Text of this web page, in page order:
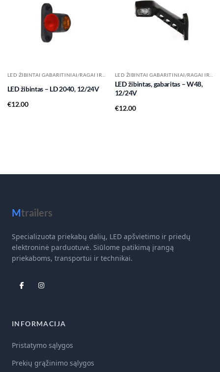
LED žibintas – LD 2040, 12/24V
€12.00
LED žibintas, gabaritas – W48,
12/24V
€12.00
Mtrailers
Specializuota priekabų dalių, LED apšvietimo ir priedų
elektroninė parduotuvė. Siūlome patikimą įrangą
priekaboms, transportui ir technikai.
INFORMACIJA
Pristatymo sąlygos
Prekių grąžinimo sąlygos